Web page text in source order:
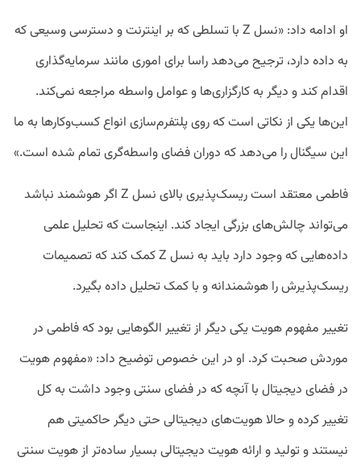
او ادامه داد: «نسل Z با تسلطی که بر اینترنت و دسترسی وسیعی که
به داده دارد، ترجیح می‌دهد راسا برای اموری مانند سرمایه‌گذاری
اقدام کند و دیگر به کارگزاری‌ها و عوامل واسطه مراجعه نمی‌کند.
این‌ها یکی از نکاتی است که روی پلتفرم‌سازی انواع کسب‌وکار‌ها به ما
این سیگنال را می‌دهد که دوران فضای واسطه‌گری تمام شده است.»
فاطمی معتقد است ریسک‌پذیری بالای نسل Z اگر هوشمند نباشد
می‌تواند چالش‌های بزرگی ایجاد کند. اینجاست که تحلیل علمی
داده‌هایی که وجود دارد باید به نسل Z کمک کند که تصمیمات
ریسک‌پذیرش را هوشمندانه و با کمک تحلیل داده بگیرد.
تغییر مفهوم هویت یکی دیگر از تغییر الگوهایی بود که فاطمی در
موردش صحبت کرد. او در این خصوص توضیح داد: «مفهوم هویت
در فضای دیجیتال با آنچه که در فضای سنتی وجود داشت به کل
تغییر کرده و حالا هویت‌های دیجیتالی حتی دیگر حاکمیتی هم
نیستند و تولید و ارائه هویت دیجیتالی بسیار ساده‌تر از هویت سنتی